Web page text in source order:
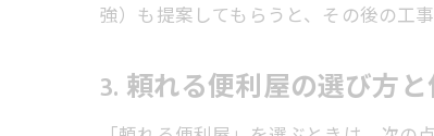
強）も提案してもらうと、その後の工
3. 頼れる便利屋の選び方と